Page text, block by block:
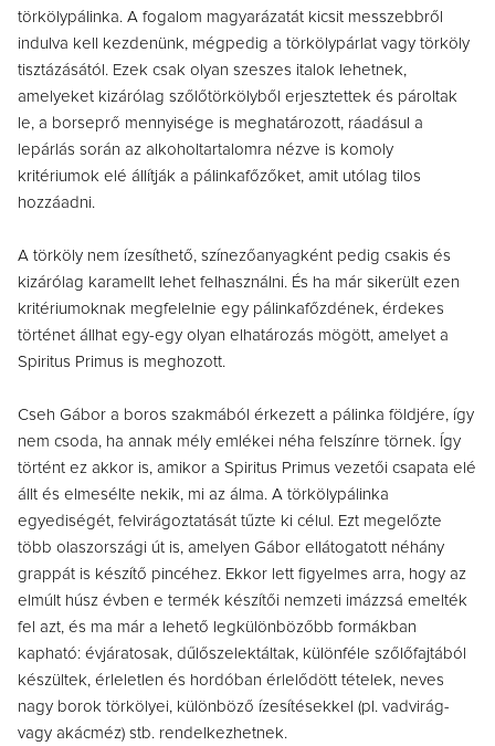
törkölypálinka. A fogalom magyarázatát kicsit messzebbről
indulva kell kezdenünk, mégpedig a törkölypárlat vagy törköly
tisztázásától. Ezek csak olyan szeszes italok lehetnek,
amelyeket kizárólag szőlőtörkölyből erjesztettek és pároltak
le, a borseprő mennyisége is meghatározott, ráadásul a
lepárlás során az alkoholtartalomra nézve is komoly
kritériumok elé állítják a pálinkafőzőket, amit utólag tilos
hozzáadni.
A törköly nem ízesíthető, színezőanyagként pedig csakis és
kizárólag karamellt lehet felhasználni. És ha már sikerült ezen
kritériumoknak megfelelnie egy pálinkafőzdének, érdekes
történet állhat egy-egy olyan elhatározás mögött, amelyet a
Spiritus Primus is meghozott.
Cseh Gábor a boros szakmából érkezett a pálinka földjére, így
nem csoda, ha annak mély emlékei néha felszínre törnek. Így
történt ez akkor is, amikor a Spiritus Primus vezetői csapata elé
állt és elmesélte nekik, mi az álma. A törkölypálinka
egyediségét, felvirágoztatását tűzte ki célul. Ezt megelőzte
több olaszországi út is, amelyen Gábor ellátogatott néhány
grappát is készítő pincéhez. Ekkor lett figyelmes arra, hogy az
elmúlt húsz évben e termék készítői nemzeti imázzsá emelték
fel azt, és ma már a lehető legkülönbözőbb formákban
kapható: évjáratosak, dűlőszelektáltak, különféle szőlőfajtából
készültek, érleletlen és hordóban érlelődött tételek, neves
nagy borok törkölyei, különböző ízesítésekkel (pl. vadvirág-
vagy akácméz) stb. rendelkezhetnek.